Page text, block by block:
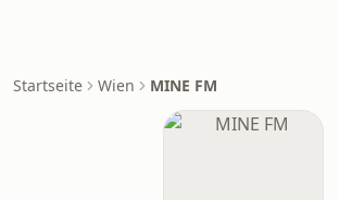
Startseite Wien MINE FM